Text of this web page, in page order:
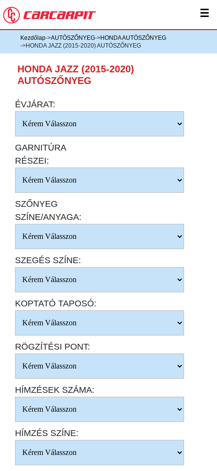
☰
Kezdőlap->AUTÓSZŐNYEG->HONDA AUTÓSZŐNYEG
->HONDA JAZZ (2015-2020) AUTÓSZŐNYEG
HONDA JAZZ (2015-2020)
AUTÓSZŐNYEG
ÉVJÁRAT:
GARNITÚRA
RÉSZEI:
SZŐNYEG
SZÍNE/ANYAGA:
SZEGÉS SZÍNE:
KOPTATÓ TAPOSÓ:
RÖGZÍTÉSI PONT:
HÍMZÉSEK SZÁMA:
HÍMZÉS SZÍNE: